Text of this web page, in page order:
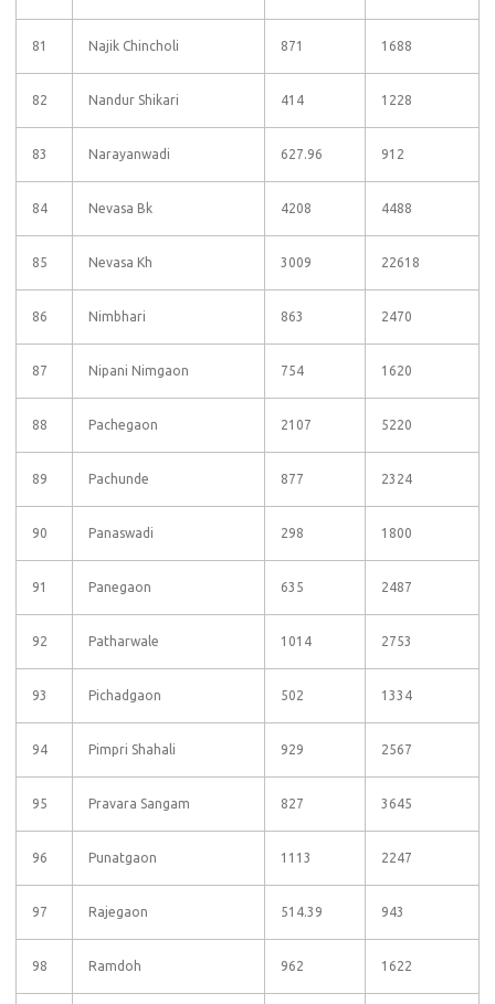
81 Najik Chincholi 871 1688
82 Nandur Shikari 414 1228
83 Narayanwadi 627.96 912
84 Nevasa Bk 4208 4488
85 Nevasa Kh 3009 22618
86 Nimbhari 863 2470
87 Nipani Nimgaon 754 1620
88 Pachegaon 2107 5220
89 Pachunde 877 2324
90 Panaswadi 298 1800
91 Panegaon 635 2487
92 Patharwale 1014 2753
93 Pichadgaon 502 1334
94 Pimpri Shahali 929 2567
95 Pravara Sangam 827 3645
96 Punatgaon 1113 2247
97 Rajegaon 514.39 943
98 Ramdoh 962 1622